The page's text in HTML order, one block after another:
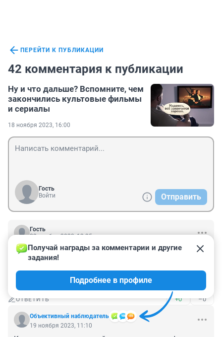
ПЕРЕЙТИ К ПУБЛИКАЦИИ
42 комментария к публикации
Ну и что дальше? Вспомните, чем
закончились культовые фильмы
и сериалы
18 ноября 2023, 16:00
Гость
Войти
Отправить
Гость
22 ноября 2023, 12:25
Последнее, что видит зритель в "Бойцовском клубе" -
мужской половой орган. Вопрос про "Терминатора-2",
а в тексте просто "Терминатор". Иван Некрасов, вы
ОТВЕТИТЬ +0 –0
Объективный наблюдатель
Получай награды за комментарии и другие
задания!
Подробнее в профиле
19 ноября 2023, 11:10